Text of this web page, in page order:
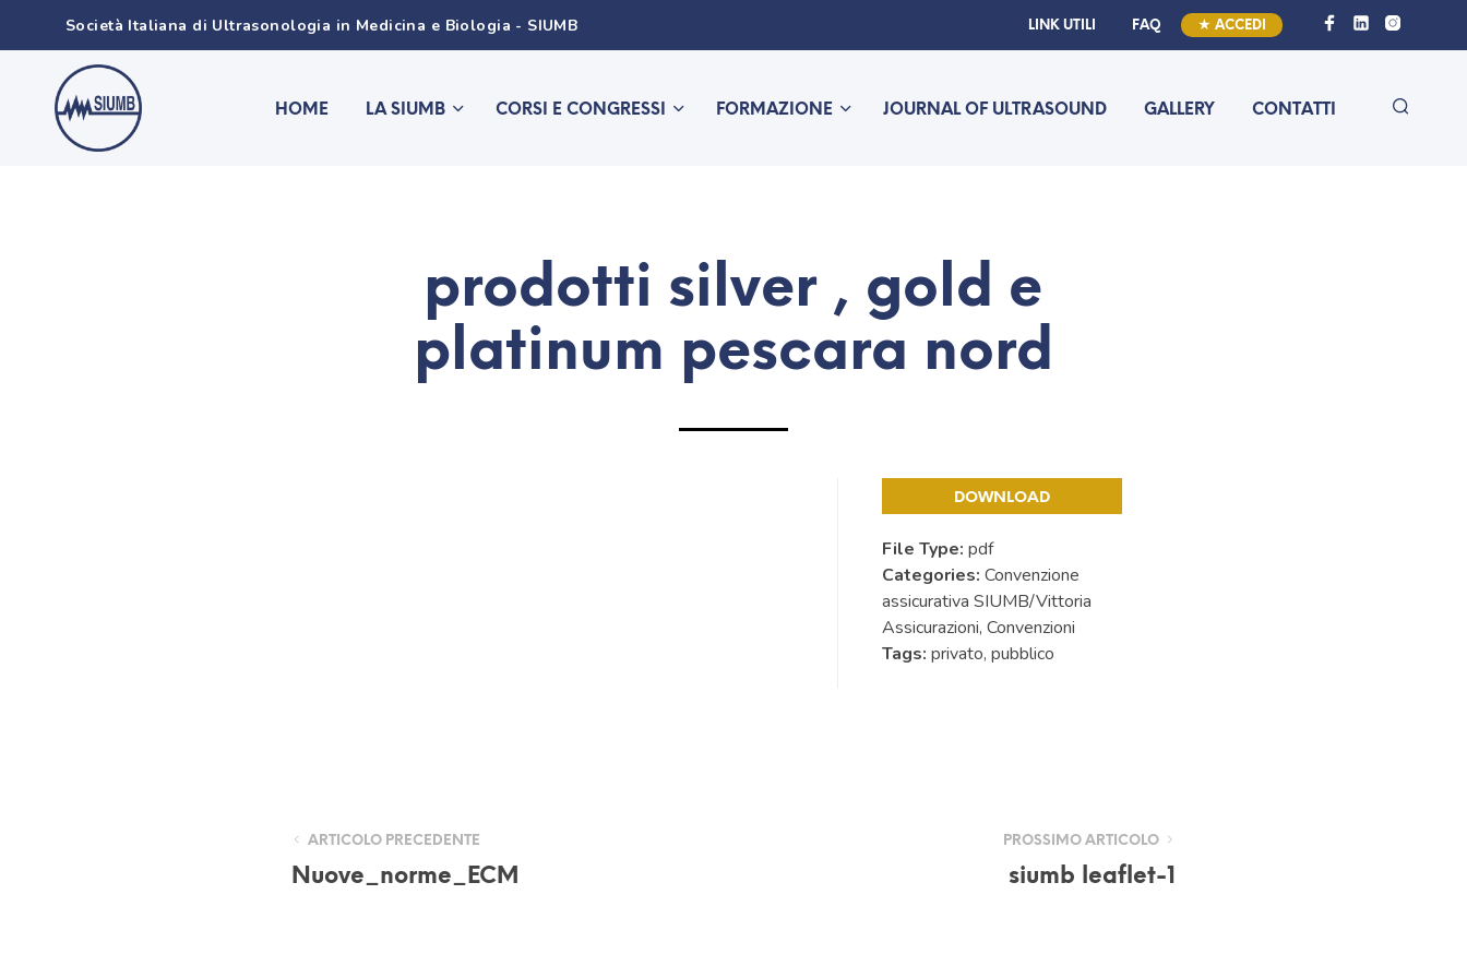
Società Italiana di Ultrasonologia in Medicina e Biologia - SIUMB LINK UTILI FAQ ★ ACCEDI
HOME LA SIUMB CORSI E CONGRESSI FORMAZIONE JOURNAL OF ULTRASOUND GALLERY CONTATTI
prodotti silver , gold e
platinum pescara nord
DOWNLOAD
File Type:pdf
Categories:Convenzione
assicurativa SIUMB/Vittoria
Assicurazioni, Convenzioni
Tags:privato, pubblico
ARTICOLO PRECEDENTE
Nuove_norme_ECM
PROSSIMO ARTICOLO
siumb leaflet-1